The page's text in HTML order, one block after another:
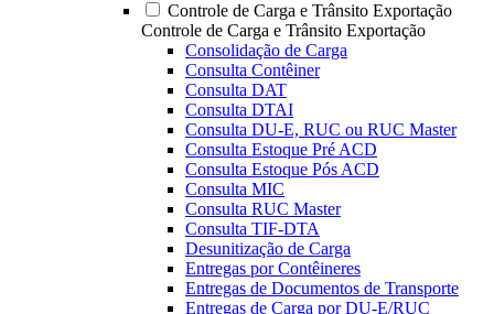
Controle de Carga e Trânsito Exportação
Controle de Carga e Trânsito Exportação
Consolidação de Carga
Consulta Contêiner
Consulta DAT
Consulta DTAI
Consulta DU-E, RUC ou RUC Master
Consulta Estoque Pré ACD
Consulta Estoque Pós ACD
Consulta MIC
Consulta RUC Master
Consulta TIF-DTA
Desunitização de Carga
Entregas por Contêineres
Entregas de Documentos de Transporte
Entregas de Carga por DU-E/RUC